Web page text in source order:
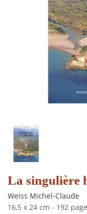
La singulière
Weiss Michel-Claude
16,5 x 24 cm - 192